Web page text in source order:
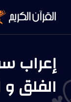
إعراب
الفلق